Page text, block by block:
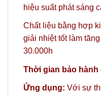
hiệu suất phát sáng
Chất liệu bằng hợp
giải nhiệt tốt làm
30.000h
Thời gian bảo hành
Ứng dụng: Với sự